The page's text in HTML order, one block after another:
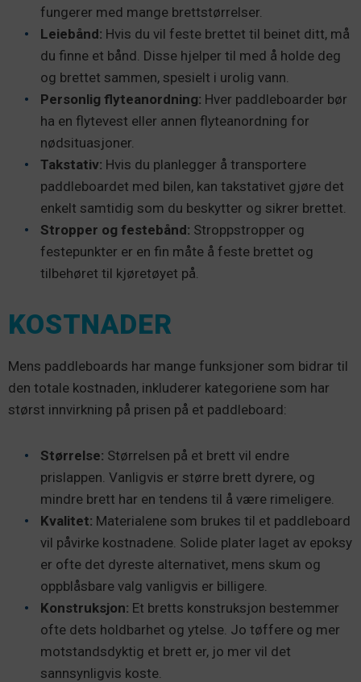
fungerer med mange brettstørrelser.
Leiebånd: Hvis du vil feste brettet til beinet ditt, må
du finne et bånd. Disse hjelper til med å holde deg
og brettet sammen, spesielt i urolig vann.
Personlig flyteanordning: Hver paddleboarder bør
ha en flytevest eller annen flyteanordning for
nødsituasjoner.
Takstativ: Hvis du planlegger å transportere
paddleboardet med bilen, kan takstativet gjøre det
enkelt samtidig som du beskytter og sikrer brettet.
Stropper og festebånd: Stroppstropper og
festepunkter er en fin måte å feste brettet og
tilbehøret til kjøretøyet på.
KOSTNADER
Mens paddleboards har mange funksjoner som bidrar til
den totale kostnaden, inkluderer kategoriene som har
størst innvirkning på prisen på et paddleboard:
Størrelse: Størrelsen på et brett vil endre
prislappen. Vanligvis er større brett dyrere, og
mindre brett har en tendens til å være rimeligere.
Kvalitet: Materialene som brukes til et paddleboard
vil påvirke kostnadene. Solide plater laget av epoksy
er ofte det dyreste alternativet, mens skum og
oppblåsbare valg vanligvis er billigere.
Konstruksjon: Et bretts konstruksjon bestemmer
ofte dets holdbarhet og ytelse. Jo tøffere og mer
motstandsdyktig et brett er, jo mer vil det
sannsynligvis koste.